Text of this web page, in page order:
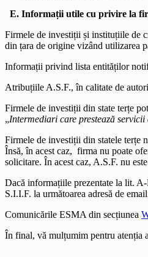
E. Informații utile cu privire la
Firmele de investiții și instituțiile de
din țara de origine vizând utilizarea
Informații privind lista entităților
Atribuțiile A.S.F., în calitate de
Firmele de investiții din state terțe
„Intermediari care prestează
Firmele de investiții din statele terțe
Însă, în acest caz, firma nu poate
solicitare. În acest caz, A.S.F. nu
Dacă informațiile prezentate la lit.
S.I.I.F. la următoarea adresă de
Comunicările ESMA din secțiunea
În final, vă mulțumim pentru atenția